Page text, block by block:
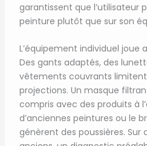
garantissent que l’utilisateur
peinture plutôt que sur son
L’équipement individuel joue
Des gants adaptés, des
vêtements couvrants
projections. Un masque
compris avec des produits à
d’anciennes peintures ou le
génèrent des poussières. Sur